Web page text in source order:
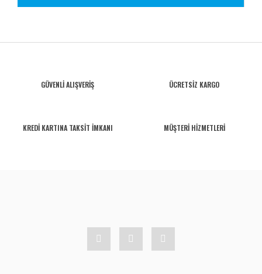
GÜVENLİ ALIŞVERİŞ ÜCRETSİZ KARGO
KREDİ KARTINA TAKSİT İMKANI MÜŞTERİ HİZMETLERİ